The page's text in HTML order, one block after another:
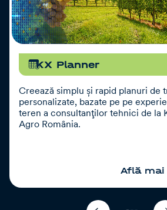
KX Planner
Creează simplu și rapid planuri de
personalizate, bazate pe pe
teren a consultanților tehnici de la
Agro România.
Află